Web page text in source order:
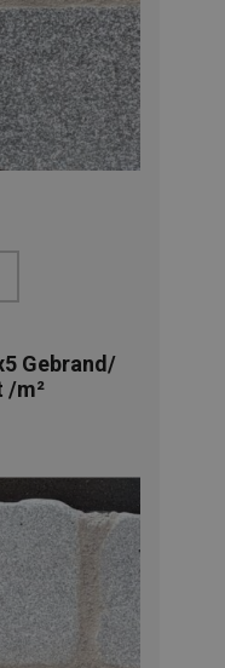
Gebrand/
/m²